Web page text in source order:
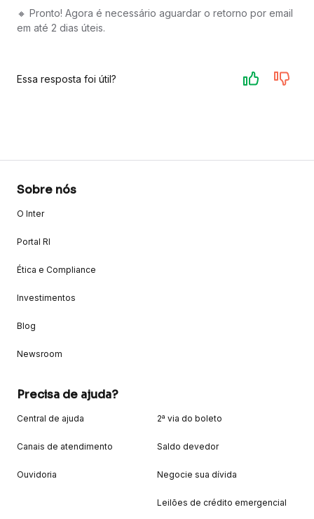
🔸 Pronto! Agora é necessário aguardar o retorno por email
em até 2 dias úteis.
Essa resposta foi útil?
Sobre nós
O Inter
Portal RI
Ética e Compliance
Investimentos
Blog
Newsroom
Precisa de ajuda?
Central de ajuda
Canais de atendimento
Ouvidoria
2ª via do boleto
Saldo devedor
Negocie sua dívida
Leilões de crédito emergencial